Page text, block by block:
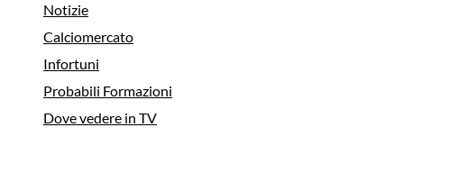
Notizie
Calciomercato
Infortuni
Probabili Formazioni
Dove vedere in TV